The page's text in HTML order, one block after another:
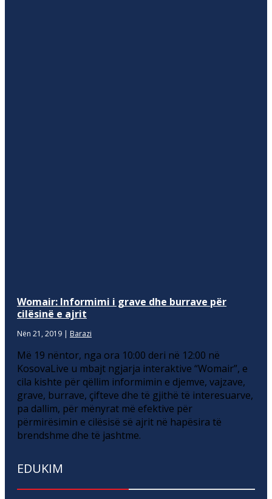
Womair: Informimi i grave dhe burrave për
cilësinë e ajrit
Nën 21, 2019 | Barazi
Më 19 nëntor, nga ora 10:00 deri në 12:00 në
KosovaLive u mbajt ngjarja interaktive “Womair”, e
cila kishte për qëllim informimin e djemve, vajzave,
grave, burrave, çifteve dhe të gjithë të interesuarve,
pa dallim, për mënyrat më efektive për
përmirësimin e cilësisë së ajrit në hapësira të
brendshme dhe të jashtme.
EDUKIM